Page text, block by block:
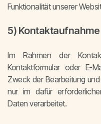
Funktionalität unserer
5) Kontaktaufnahme
Im Rahmen der
Kontaktformular oder E-
Zweck der Bearbeitung
nur im dafür
Daten verarbeitet.